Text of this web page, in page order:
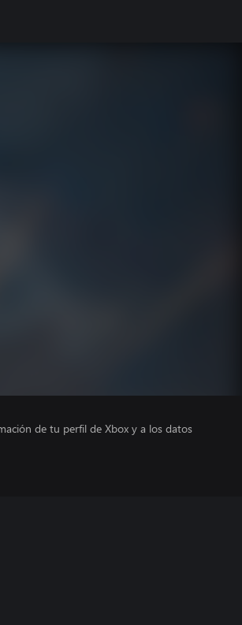
de tu perfil de Xbox y a los datos